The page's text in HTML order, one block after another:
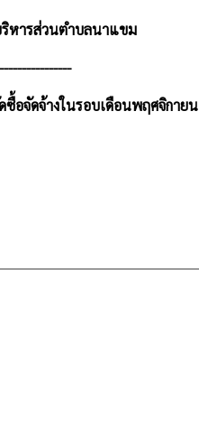
ริหารส่วนตำบลนาแขม
จ้างในรอบเดือนพฤศจิกายน